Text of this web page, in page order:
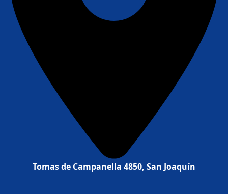
Tomas de Campanella 4850, San Joaquín